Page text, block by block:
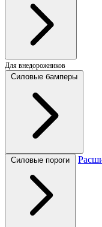
Для внедорожников
Силовые бамперы
Силовые пороги